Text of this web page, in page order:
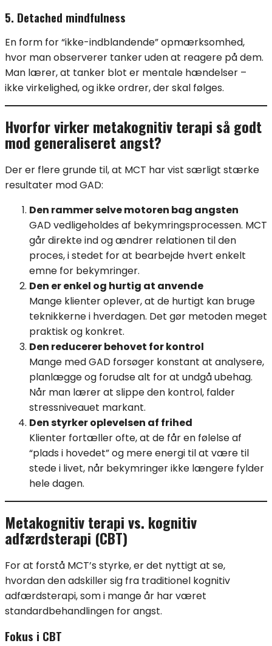
5. Detached mindfulness
En form for “ikke-indblandende” opmærksomhed,
hvor man observerer tanker uden at reagere på dem.
Man lærer, at tanker blot er mentale hændelser –
ikke virkelighed, og ikke ordrer, der skal følges.
Hvorfor virker metakognitiv terapi så godt
mod generaliseret angst?
Der er flere grunde til, at MCT har vist særligt stærke
resultater mod GAD:
Den rammer selve motoren bag angsten
GAD vedligeholdes af bekymringsprocessen. MCT
går direkte ind og ændrer relationen til den
proces, i stedet for at bearbejde hvert enkelt
emne for bekymringer.
Den er enkel og hurtig at anvende
Mange klienter oplever, at de hurtigt kan bruge
teknikkerne i hverdagen. Det gør metoden meget
praktisk og konkret.
Den reducerer behovet for kontrol
Mange med GAD forsøger konstant at analysere,
planlægge og forudse alt for at undgå ubehag.
Når man lærer at slippe den kontrol, falder
stressniveauet markant.
Den styrker oplevelsen af frihed
Klienter fortæller ofte, at de får en følelse af
“plads i hovedet” og mere energi til at være til
stede i livet, når bekymringer ikke længere fylder
hele dagen.
Metakognitiv terapi vs. kognitiv
adfærdsterapi (CBT)
For at forstå MCT’s styrke, er det nyttigt at se,
hvordan den adskiller sig fra traditionel kognitiv
adfærdsterapi, som i mange år har været
standardbehandlingen for angst.
Fokus i CBT